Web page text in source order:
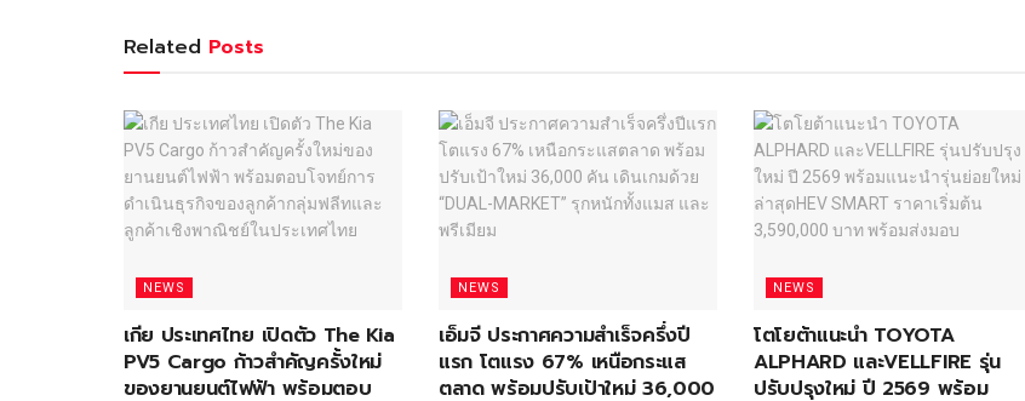
Related Posts
NEWS
เกีย ประเทศไทย เปิดตัว The Kia
PV5 Cargo ก้าวสำคัญครั้งใหม่
ของยานยนต์ไฟฟ้า พร้อมตอบ
NEWS
เอ็มจี ประกาศความสำเร็จครึ่งปี
แรก โตแรง 67% เหนือกระแส
ตลาด พร้อมปรับเป้าใหม่ 36,000
NEWS
โตโยต้าแนะนำ TOYOTA
ALPHARD และVELLFIRE รุ่น
ปรับปรุงใหม่ ปี 2569 พร้อม